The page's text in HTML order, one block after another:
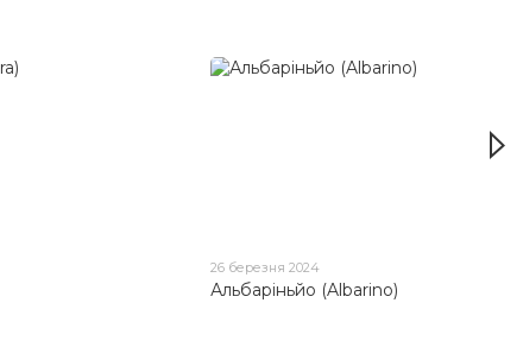
26 березня 2024
Альбаріньйо (Albarino)